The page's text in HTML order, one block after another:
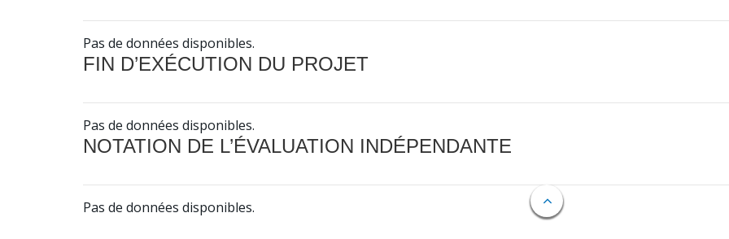
Pas de données disponibles.
FIN D’EXÉCUTION DU PROJET
Pas de données disponibles.
NOTATION DE L’ÉVALUATION INDÉPENDANTE
Pas de données disponibles.